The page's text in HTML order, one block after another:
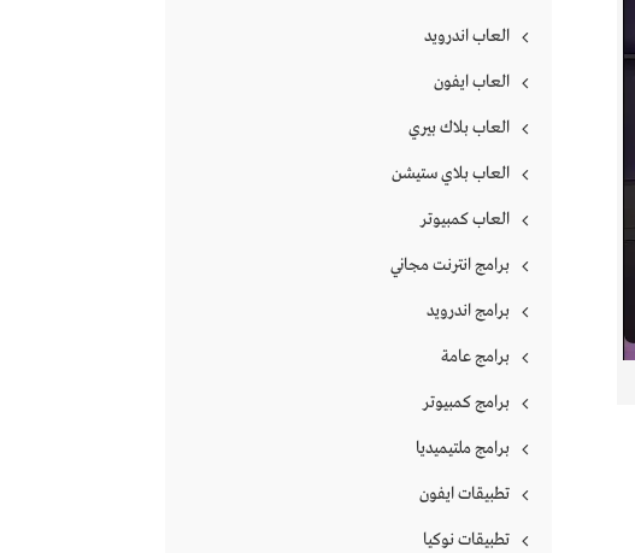
العاب اندرويد
العاب ايفون
العاب بلاك بيري
العاب بلاي ستيشن
العاب كمبيوتر
برامج انترنت مجاني
برامج اندرويد
برامج عامة
برامج كمبيوتر
برامج ملتيميديا
تطبيقات ايفون
تطبيقات نوكيا